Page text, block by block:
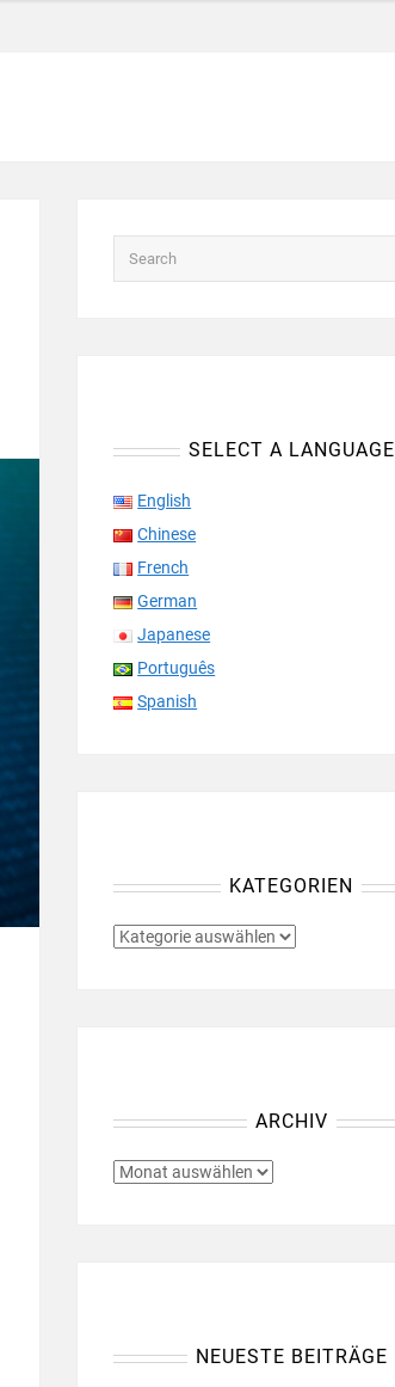
SELECT A LANGUAGE
English
Chinese
French
German
Japanese
Português
Spanish
KATEGORIEN
KATEGORIEN
ARCHIV
ARCHIV
NEUESTE BEITRÄGE